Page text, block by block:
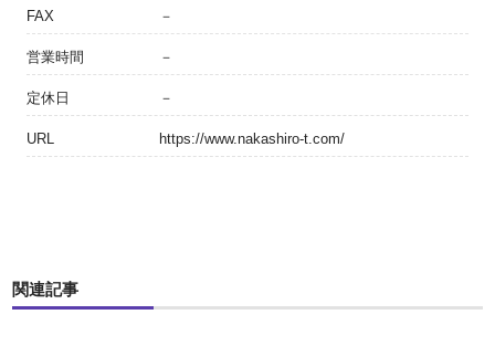
FAX －
営業時間 －
定休日 －
URL https://www.nakashiro-t.com/
関連記事